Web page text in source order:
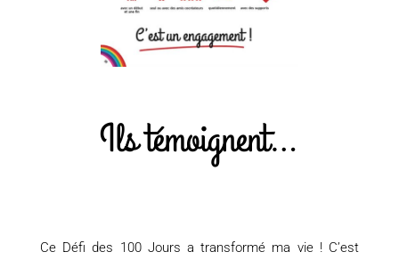
Ils témoignent…
Ce Défi des 100 Jours a transformé ma vie ! C’est